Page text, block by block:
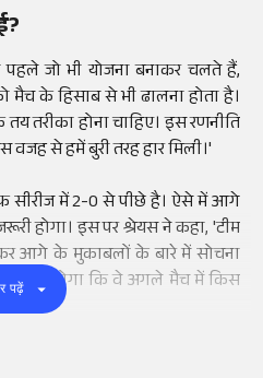
जो भी योजना बनाकर चलते हैं,
के हिसाब से भी ढालना होता है।
होना चाहिए। इस रणनीति
से हमें बुरी तरह हार मिली।'
सीरीज में 2-0 से पीछे है। ऐसे में आगे
होगा। इस पर श्रेयस ने कहा, 'टीम
आगे के मुकाबलों के बारे में सोचना
सोचना होगा कि वे अगले मैच में किस
पढ़ें